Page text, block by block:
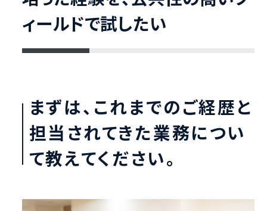
ィールドで試したい
まずは、これまでのご経歴と
担当されてきた業務につい
て教えてください。